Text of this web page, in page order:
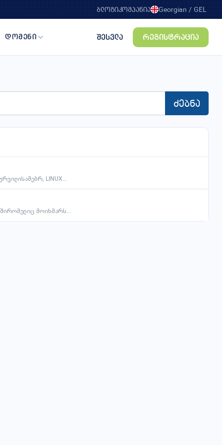
ბლოგიკომპანია Georgian /GEL
ENTERPRISE
ULTIMATE
დომენი შესვლა რეგისტრაცია
ძებნა
LINUX...
მოიხმარს...